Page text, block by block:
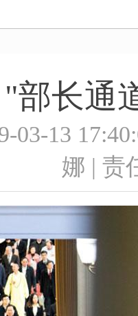
"部长通
03-13
娜 | 责